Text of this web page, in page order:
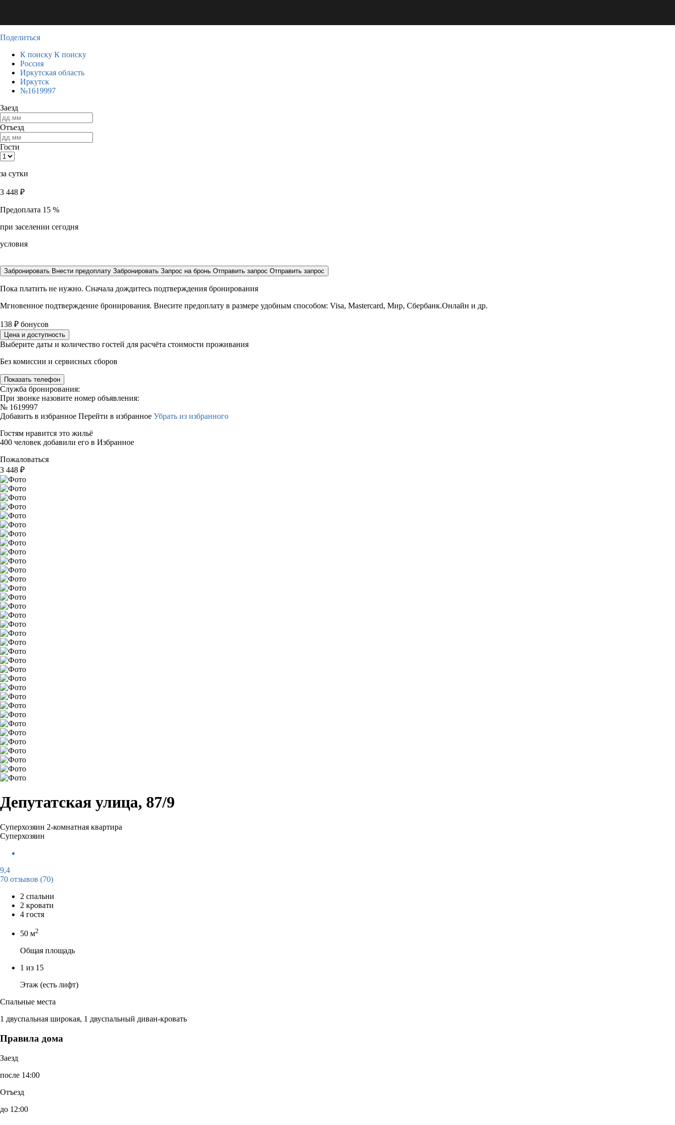
Поделиться
К поиску К поиску
Россия
Иркутская область
Иркутск
№1619997
Заезд
Отъезд
Гости
за сутки
3 448 ₽
Предоплата 15 %
при заселении сегодня
условия
Забронировать Внести предоплату Забронировать Запрос на бронь Отправить запрос Отправить запрос
Пока платить не нужно. Сначала дождитесь подтверждения бронирования
Мгновенное подтверждение бронирования. Внесите предоплату в размере удобным способом: Visa, Mastercard, Мир, Сбербанк.Онлайн и др.
138 ₽ бонусов
Цена и доступность
Выберите даты и количество гостей для расчёта стоимости проживания
Без комиссии и сервисных сборов
Показать телефон
Служба бронирования:
При звонке назовите номер объявления:
№ 1619997
Добавить в избранное Перейти в избранное Убрать из избранного
Гостям нравится это жильё
400 человек добавили его в Избранное
Пожаловаться
3 448 ₽
Депутатская улица, 87/9
Суперхозяин 2-комнатная квартира
Суперхозяин
9,4
70 отзывов (70)
2 спальни
2 кровати
4 гостя
50 м2
Общая площадь
1 из 15
Этаж (есть лифт)
Спальные места
1 двуспальная широкая, 1 двуспальный диван-кровать
Правила дома
Заезд
после 14:00
Отъезд
до 12:00